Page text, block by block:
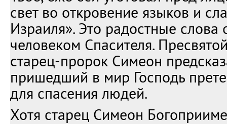
свет во откровение языков и
Израиля». Это радостные слова
человеком Спасителя.
старец-пророк Симеон
пришедший в мир Господь
для спасения людей.
Хотя старец Симеон